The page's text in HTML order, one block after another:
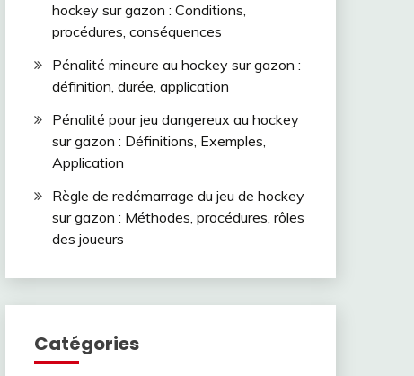
hockey sur gazon : Conditions,
procédures, conséquences
Pénalité mineure au hockey sur gazon :
définition, durée, application
Pénalité pour jeu dangereux au hockey
sur gazon : Définitions, Exemples,
Application
Règle de redémarrage du jeu de hockey
sur gazon : Méthodes, procédures, rôles
des joueurs
Catégories